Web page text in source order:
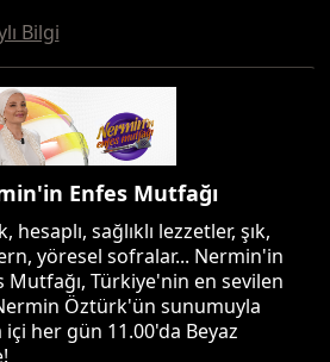
Bilgi
Enfes Mutfağı
hesaplı, sağlıklı lezzetler, şık,
yöresel sofralar... Nermin'in
Mutfağı, Türkiye'nin en sevilen
Öztürk'ün sunumuyla
her gün 11.00'da Beyaz